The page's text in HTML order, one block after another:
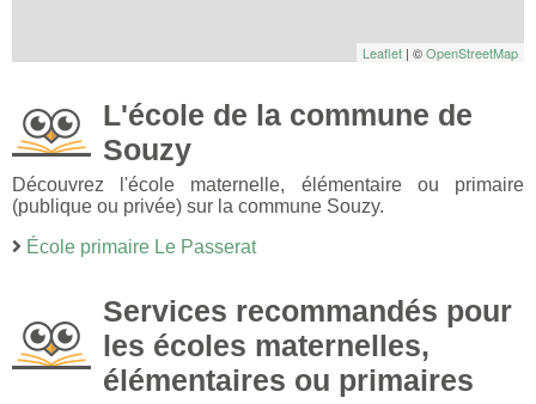
Leaflet | ©OpenStreetMap
L'école de la commune de
Souzy
Découvrez l'école maternelle, élémentaire ou primaire
(publique ou privée) sur la commune Souzy.
École primaire Le Passerat
Services recommandés pour
les écoles maternelles,
élémentaires ou primaires